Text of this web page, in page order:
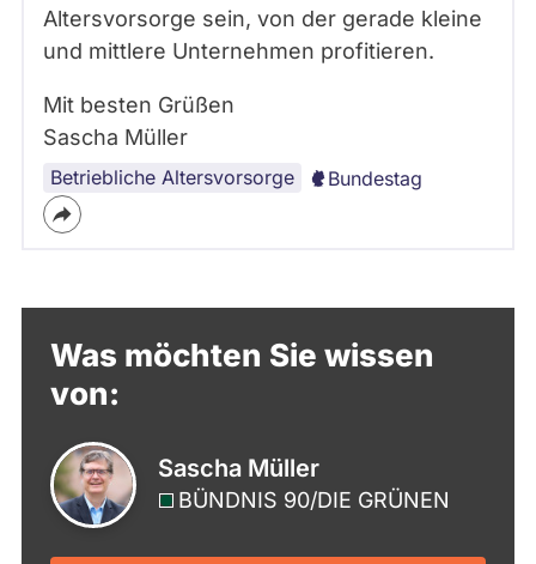
Altersvorsorge sein, von der gerade kleine
und mittlere Unternehmen profitieren.
Mit besten Grüßen
Sascha Müller
Betriebliche Altersvorsorge Bundestag
Was möchten Sie wissen
von:
Sascha Müller
BÜNDNIS 90/­DIE GRÜNEN